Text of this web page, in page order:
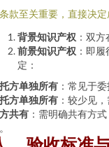
款至关重要，直接决定
背景知识产权 ：双
前景知识产权 ：即
定：
方单独所有 ：常见于
方单独所有 ：较少见
共有 ：需明确共有方